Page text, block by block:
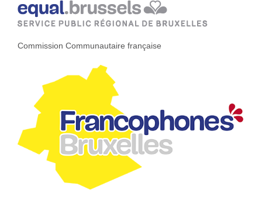
Commission Communautaire française